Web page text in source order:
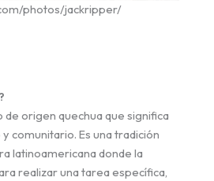
photos/jackripper/
de origen quechua que significa
comunitario. Es una tradición
latinoamericana donde la
realizar una tarea específica,